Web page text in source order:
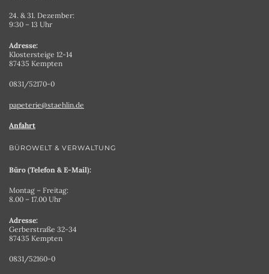
24. & 31. Dezember:
9:30 – 13 Uhr
Adresse:
Klostersteige 12-14
87435 Kempten
0831/52170-0
papeterie@staehlin.de
Anfahrt
BÜROWELT & VERWALTUNG
Büro (Telefon & E-Mail):
Montag – Freitag:
8.00 – 17.00 Uhr
Adresse:
Gerberstraße 32-34
87435 Kempten
0831/52160-0